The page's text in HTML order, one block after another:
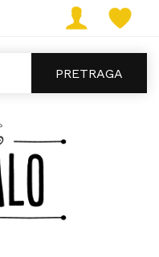
PRETRAGA